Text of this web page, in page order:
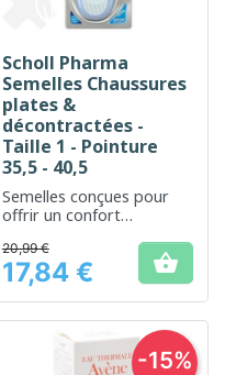
Scholl Pharma
Semelles Chaussures
plates &
décontractées -
Taille 1 - Pointure
35,5 - 40,5
Semelles conçues pour
offrir un confort
pieds plats
Prix
20,99 €
17,84 € 
-15%